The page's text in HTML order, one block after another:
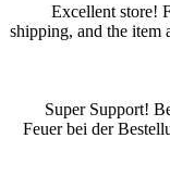
Excellent store!
shipping, and the item
Super Support!
Feuer bei der